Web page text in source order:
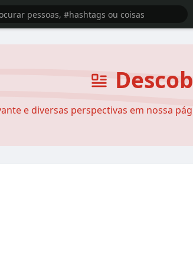
e diversas perspectivas em nossa